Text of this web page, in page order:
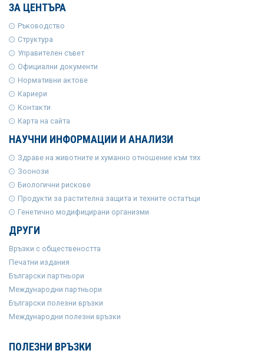
ЗА ЦЕНТЪРА
Ръководство
Структура
Управителен съвет
Официални документи
Нормативни актове
Кариери
Контакти
Карта на сайта
НАУЧНИ ИНФОРМАЦИИ И АНАЛИЗИ
Здраве на животните и хуманно отношение към тях
Зоонози
Биологични рискове
Продукти за растителна защита и техните остатъци
Генетично модифицирани организми
ДРУГИ
Връзки с обществеността
Печатни издания
Български партньори
Международни партньори
Български полезни връзки
Международни полезни връзки
ПОЛЕЗНИ ВРЪЗКИ